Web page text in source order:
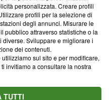
Via Carlo Frasca, 3 - 6900
personalizzata. Creare profili
profili per la selezione di
degli annunci. Misurare le
pubblico attraverso statistiche o la
Sviluppare e migliorare i
dei contenuti.
sul sito e per modificare,
invitiamo a consultare la nostra
TUTTI